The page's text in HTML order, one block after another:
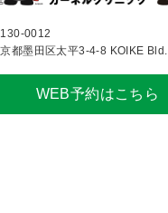
0012
都墨田区太平3-4-8 KOIKE Bld.
WEB予約はこちら